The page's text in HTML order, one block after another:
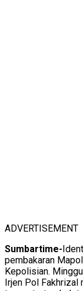
ADVERTISEMENT
Sumbartime-
pembakaran
Kepolisian.
Irjen Pol Fakhrizal